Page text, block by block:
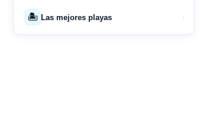
🏝️ Las mejores playas ›